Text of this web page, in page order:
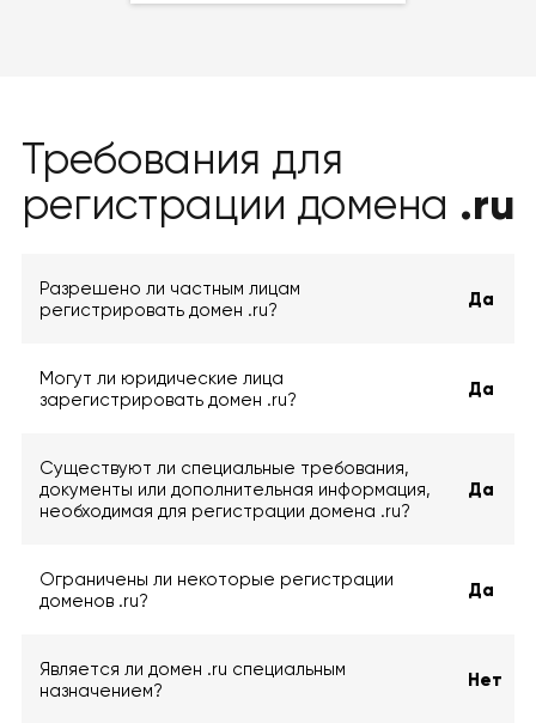
Требования для
регистрации домена .ru
Разрешено ли частным лицам
регистрировать домен .ru?
Да
Могут ли юридические лица
зарегистрировать домен .ru?
Да
Существуют ли специальные требования,
документы или дополнительная информация,
необходимая для регистрации домена .ru?
Да
Ограничены ли некоторые регистрации
доменов .ru?
Да
Является ли домен .ru специальным
назначением?
Нет